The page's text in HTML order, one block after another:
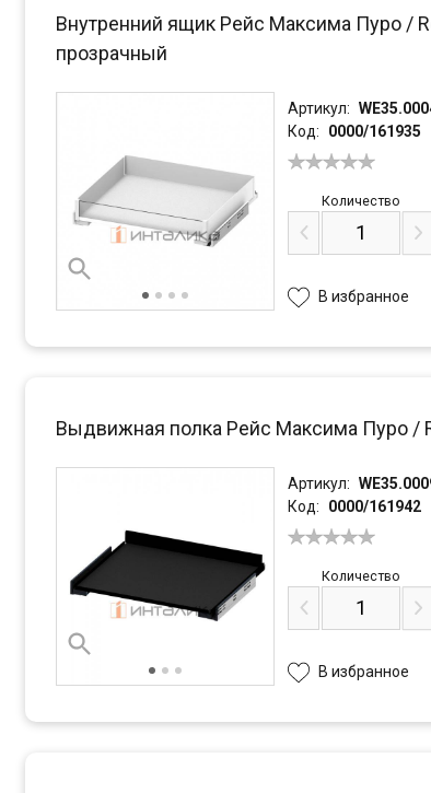
Внутренний ящик Рейс Максима Пуро /
прозрачный
Артикул:
Код:
0000/161935
Количество
В избранное
Выдвижная полка Рейс Максима Пуро /
Артикул:
Код:
0000/161942
Количество
В избранное